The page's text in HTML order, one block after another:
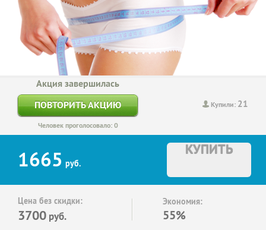
Купили: 21
Акция завершилась
ПОВТОРИТЬ АКЦИЮ
Человек проголосовало: 0
1665 руб.
КУПИТЬ
Цена без скидки:
3700 руб.
Экономия:
55%